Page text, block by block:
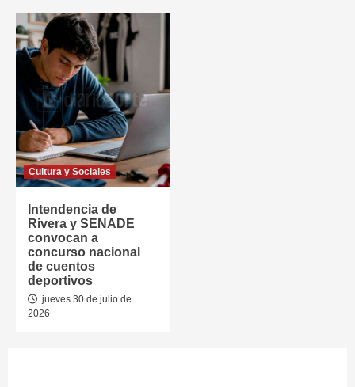
Cultura y Sociales
Intendencia de
Rivera y SENADE
convocan a
concurso nacional
de cuentos
deportivos
jueves 30 de julio de
2026